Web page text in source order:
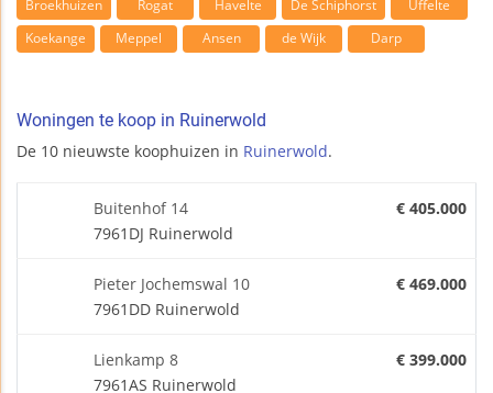
Broekhuizen Rogat Havelte De Schiphorst
Uffelte
Koekange
Meppel Ansen de Wijk Darp
Woningen te koop in Ruinerwold
De 10 nieuwste koophuizen in Ruinerwold.
Buitenhof 14
7961DJ Ruinerwold
€ 405.000
Pieter Jochemswal 10
7961DD Ruinerwold
€ 469.000
Lienkamp 8
7961AS Ruinerwold
€ 399.000